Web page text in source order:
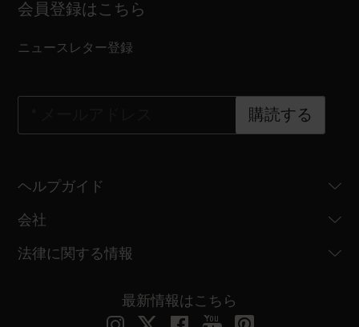
会員登録はこちら
ニュースレター登録
購読する
ヘルプガイド
会社
法律に関する情報
最新情報はこちら